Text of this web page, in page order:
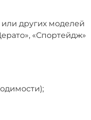
других моделей
«Спортейдж»